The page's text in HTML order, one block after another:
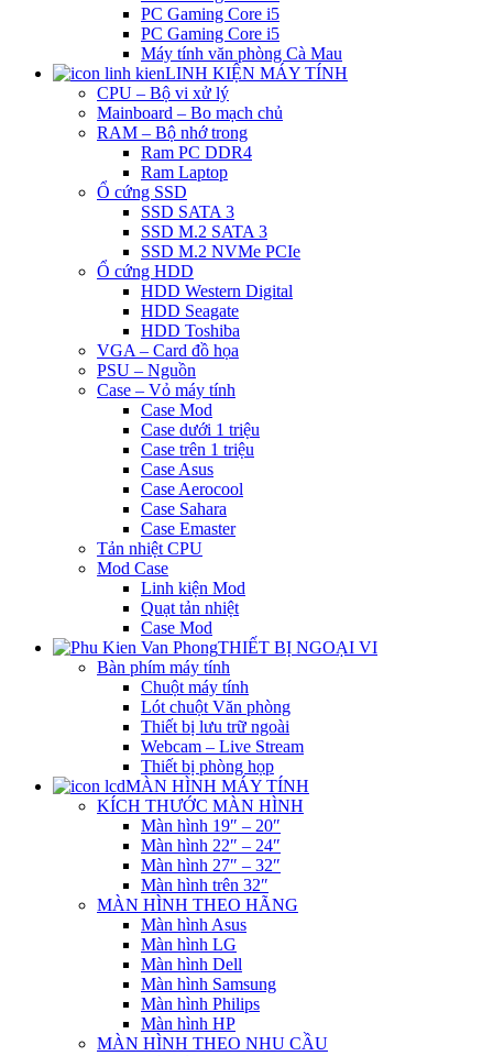
PC Gaming Core i5
PC Gaming Core i5
Máy tính văn phòng Cà Mau
LINH KIỆN MÁY TÍNH
CPU – Bộ vi xử lý
Mainboard – Bo mạch chủ
RAM – Bộ nhớ trong
Ram PC DDR4
Ram Laptop
Ổ cứng SSD
SSD SATA 3
SSD M.2 SATA 3
SSD M.2 NVMe PCIe
Ổ cứng HDD
HDD Western Digital
HDD Seagate
HDD Toshiba
VGA – Card đồ họa
PSU – Nguồn
Case – Vỏ máy tính
Case Mod
Case dưới 1 triệu
Case trên 1 triệu
Case Asus
Case Aerocool
Case Sahara
Case Emaster
Tản nhiệt CPU
Mod Case
Linh kiện Mod
Quạt tản nhiệt
Case Mod
THIẾT BỊ NGOẠI VI
Bàn phím máy tính
Chuột máy tính
Lót chuột Văn phòng
Thiết bị lưu trữ ngoài
Webcam – Live Stream
Thiết bị phòng họp
MÀN HÌNH MÁY TÍNH
KÍCH THƯỚC MÀN HÌNH
Màn hình 19″ – 20″
Màn hình 22″ – 24″
Màn hình 27″ – 32″
Màn hình trên 32″
MÀN HÌNH THEO HÃNG
Màn hình Asus
Màn hình LG
Màn hình Dell
Màn hình Samsung
Màn hình Philips
Màn hình HP
MÀN HÌNH THEO NHU CẦU